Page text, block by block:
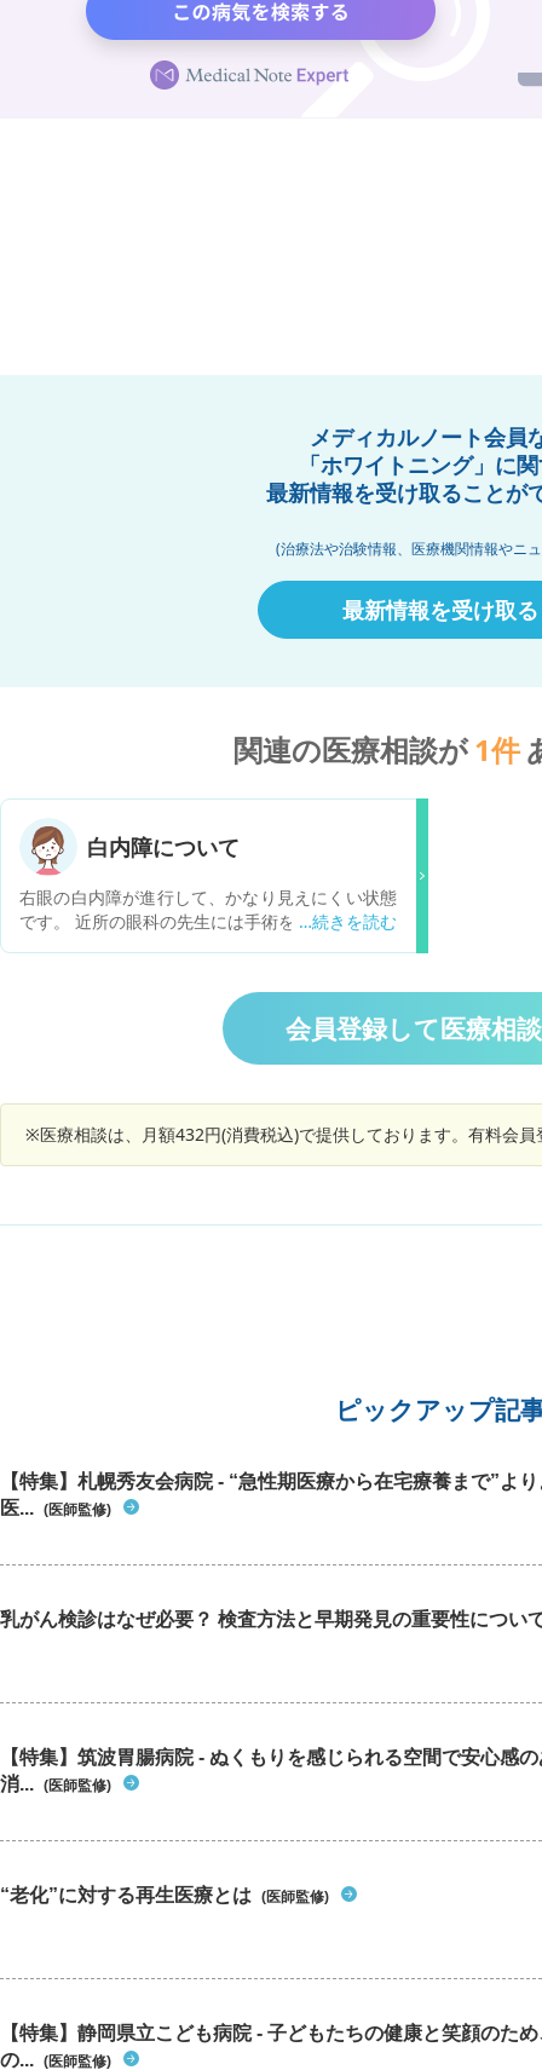
メディカルノート会員
「ホワイトニング」に
最新情報を受け取ることが
(治療法や治験情報、医療機関情報やニ
最新情報を受け取る
関連の医療相談が1件
白内障について
右眼の白内障が進行して、かなり見えにくい状態
です。 近所の眼科の先生には手術を勧められまし
悩んでます。 また、眼内レンズですが、顕微鏡
屋スリットも仕事で使うので、その場合は多焦点
レンズより単焦点レンズがいいのか、それも知り
たいです。手術をするような眼科の先生自身はど
会員登録して医療相
※医療相談は、月額432円(消費税込)で提供しております。有料会
ピックアップ記
【特集】札幌秀友会病院 - “急性期医療から在宅療養まで”よ
医... (医師監修)
乳がん検診はなぜ必要？ 検査方法と早期発見の重要性につい
【特集】筑波胃腸病院 - ぬくもりを感じられる空間で安心感
消... (医師監修)
“老化”に対する再生医療とは (医師監修)
【特集】静岡県立こども病院 - 子どもたちの健康と笑顔のた
の... (医師監修)